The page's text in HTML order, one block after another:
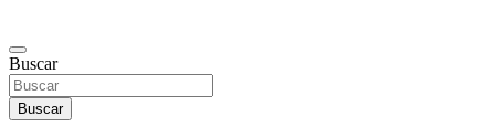
Buscar
Buscar